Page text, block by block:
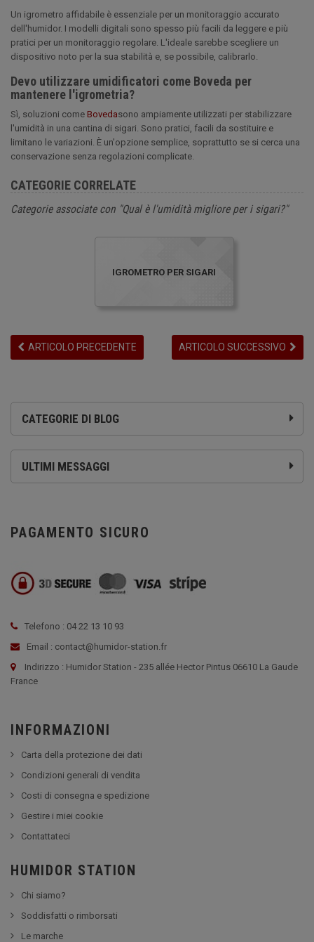
CATEGORIE DI BLOG
ULTIMI MESSAGGI
Un igrometro affidabile è essenziale per un monitoraggio accurato
dell'humidor. I modelli digitali sono spesso più facili da leggere e più
pratici per un monitoraggio regolare. L'ideale sarebbe scegliere un
dispositivo noto per la sua stabilità e, se possibile, calibrarlo.
Devo utilizzare umidificatori come Boveda per
mantenere l'igrometria?
Sì, soluzioni come Bovedasono ampiamente utilizzati per stabilizzare
l'umidità in una cantina di sigari. Sono pratici, facili da sostituire e
limitano le variazioni. È un'opzione semplice, soprattutto se si cerca una
conservazione senza regolazioni complicate.
CATEGORIE CORRELATE
Categorie associate con "Qual è l'umidità migliore per i sigari?"
IGROMETRO PER SIGARI
ARTICOLO PRECEDENTE ARTICOLO SUCCESSIVO
PAGAMENTO SICURO
Telefono : 04 22 13 10 93
Email : contact@humidor-station.fr
Indirizzo : Humidor Station - 235 allée Hector Pintus 06610 La Gaude
France
INFORMAZIONI
Carta della protezione dei dati
Condizioni generali di vendita
Costi di consegna e spedizione
Gestire i miei cookie
Contattateci
HUMIDOR STATION
Chi siamo?
Soddisfatti o rimborsati
Le marche